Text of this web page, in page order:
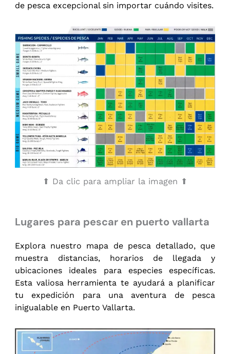
de pesca excepcional sin importar cuándo visites.
⬆ Da clic para ampliar la imagen ⬆
Lugares para pescar en puerto vallarta
Explora nuestro mapa de pesca detallado, que
muestra distancias, horarios de llegada y
ubicaciones ideales para especies específicas.
Esta valiosa herramienta te ayudará a planificar
tu expedición para una aventura de pesca
inigualable en Puerto Vallarta.